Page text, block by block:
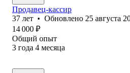
Продавец-кассир
37 лет • Обновлено 25 августа
14 000 ₽
Общий опыт
3 года 4 месяца